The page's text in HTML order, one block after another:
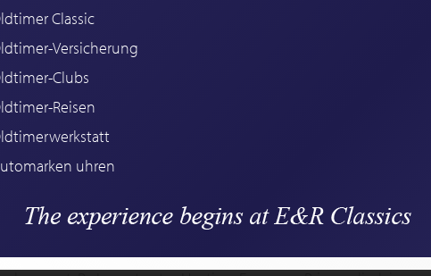
Classic
Versicherung
Clubs
Reisen
uhren